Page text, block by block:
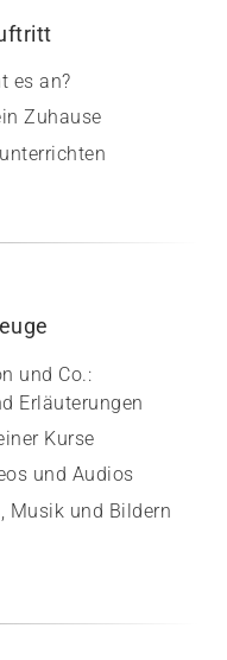
es an?
Zuhause
und Co.:
Erläuterungen
Kurse
und Audios
Musik und Bildern